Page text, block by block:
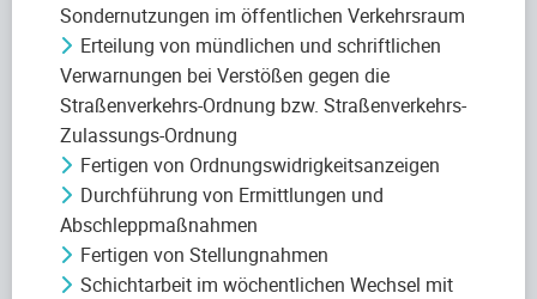
Sondernutzungen im öffentlichen Verkehrsraum
Erteilung von mündlichen und schriftlichen
Verwarnungen bei Verstößen gegen die
Straßenverkehrs-Ordnung bzw. Straßenverkehrs-
Zulassungs-Ordnung
Fertigen von Ordnungswidrigkeitsanzeigen
Durchführung von Ermittlungen und
Abschleppmaßnahmen
Fertigen von Stellungnahmen
Schichtarbeit im wöchentlichen Wechsel mit